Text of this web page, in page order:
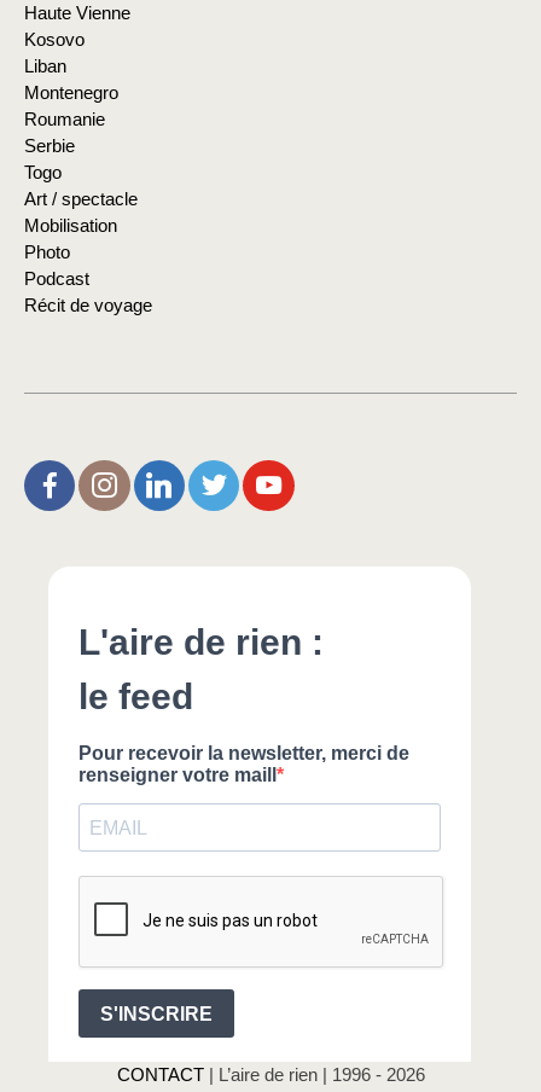
Haute Vienne
Kosovo
Liban
Montenegro
Roumanie
Serbie
Togo
Art / spectacle
Mobilisation
Photo
Podcast
Récit de voyage
L’Aire de Rien (facebook)
Christophe Noisette (instagram)
Christophe Noisette (Linkedin)
Christophe Noisette (X | Twitter)
L’Aire de Rien (You Tube)
CONTACT| L’aire de rien | 1996 - 2026